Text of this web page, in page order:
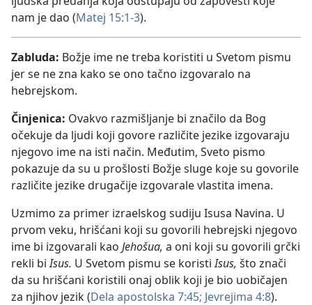
nam je dao (Matej 15:1-3).
Zabluda: Božje ime ne treba koristiti u Svetom pismu
jer se ne zna kako se ono tačno izgovaralo na
hebrejskom.
Činjenica: Ovakvo razmišljanje bi značilo da Bog
očekuje da ljudi koji govore različite jezike izgovaraju
njegovo ime na isti način. Međutim, Sveto pismo
pokazuje da su u prošlosti Božje sluge koje su govorile
različite jezike drugačije izgovarale vlastita imena.
Uzmimo za primer izraelskog sudiju Isusa Navina. U
prvom veku, hrišćani koji su govorili hebrejski njegovo
ime bi izgovarali kao Jehošua, a oni koji su govorili grčki
rekli biIsus. U Svetom pismu se koristiIsus, što znači
da su hrišćani koristili onaj oblik koji je bio uobičajen
za njihov jezik (Dela apostolska 7:45; Jevrejima 4:8).